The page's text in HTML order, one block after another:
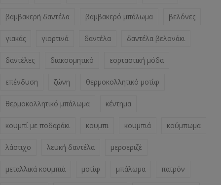
βαμβακερή δαντέλα βαμβακερό μπάλωμα βελόνες
γιακάς γιορτινά δαντέλα δαντέλα βελονάκι
δαντέλες διακοσμητικό εορταστική μόδα
επένδυση ζώνη θερμοκολλητικό μοτίφ
θερμοκολλητικό μπάλωμα κέντημα
κουμπί με ποδαράκι κουμπι κουμπιά κούμπωμα
λάστιχο λευκή δαντέλα μερσεριζέ
μεταλλικά κουμπιά μοτίφ μπάλωμα πατρόν